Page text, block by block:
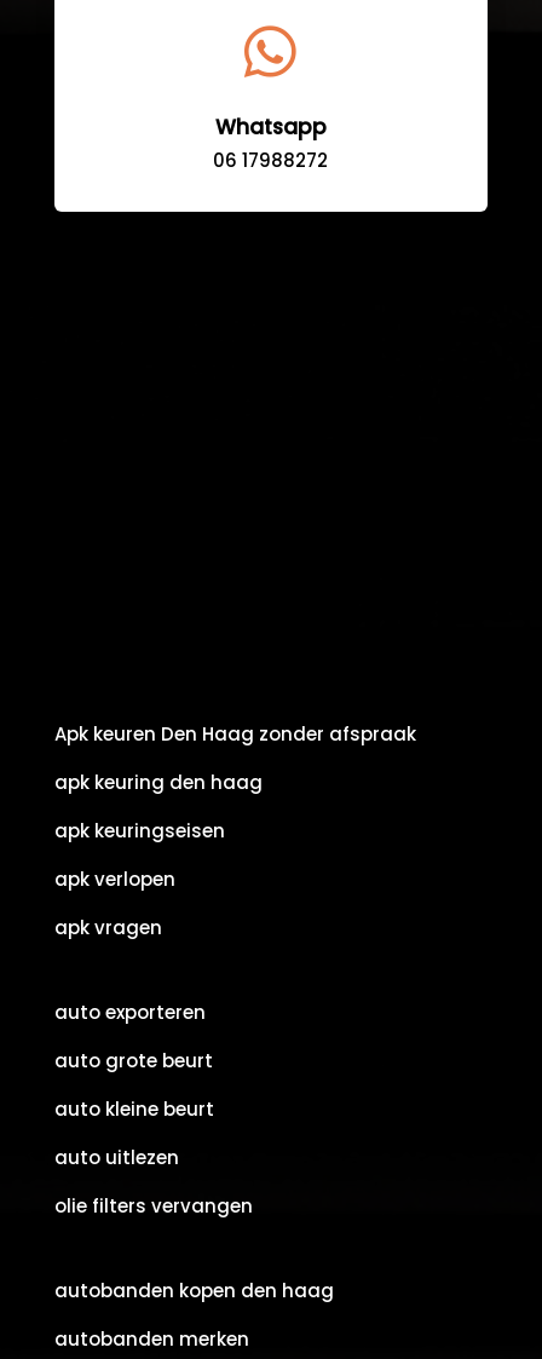

Whatsapp
06 17988272
Apk keuren Den Haag zonder afspraak
apk keuring den haag
apk keuringseisen
apk verlopen
apk vragen
auto exporteren
auto grote beurt
auto kleine beurt
auto uitlezen
olie filters vervangen
autobanden kopen den haag
autobanden merken